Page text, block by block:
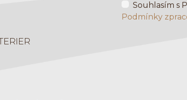
Souhlasím s
Podmínky